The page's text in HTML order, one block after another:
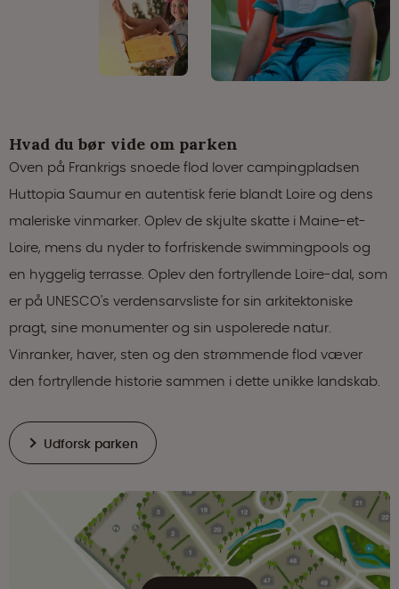
Hvad du bør vide om parken
Oven på Frankrigs snoede flod lover campingpladsen
Huttopia Saumur en autentisk ferie blandt Loire og dens
maleriske vinmarker. Oplev de skjulte skatte i Maine-et-
Loire, mens du nyder to forfriskende swimmingpools og
en hyggelig terrasse. Oplev den fortryllende Loire-dal, som
er på UNESCO's verdensarvsliste for sin arkitektoniske
pragt, sine monumenter og sin uspolerede natur.
Vinranker, haver, sten og den strømmende flod væver
den fortryllende historie sammen i dette unikke landskab.
Udforsk parken